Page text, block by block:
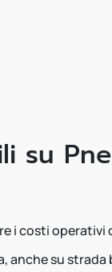
su
i costi operativi
anche su strada